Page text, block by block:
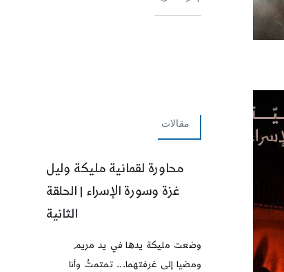
مقالات
محاورة لقمانية مليكة وليل
غزة وسورة الإسراء | الحلقة
الثانية
وضعت مليكة يدها في يد مريم
ومضيا إلى غرفتهما... تمتمتُ وأنا